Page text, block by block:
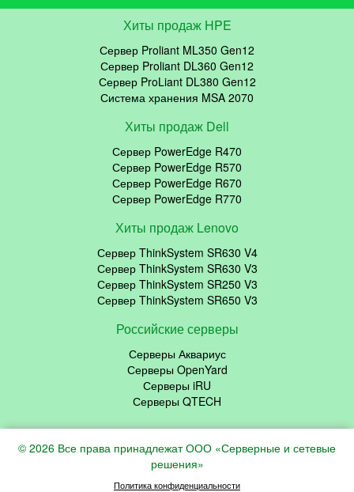
Хиты продаж HPE
Сервер Proliant ML350 Gen12
Сервер Proliant DL360 Gen12
Сервер ProLiant DL380 Gen12
Система хранения MSA 2070
Хиты продаж Dell
Сервер PowerEdge R470
Сервер PowerEdge R570
Сервер PowerEdge R670
Сервер PowerEdge R770
Хиты продаж Lenovo
Сервер ThinkSystem SR630 V4
Сервер ThinkSystem SR630 V3
Сервер ThinkSystem SR250 V3
Сервер ThinkSystem SR650 V3
Российские серверы
Серверы Аквариус
Серверы OpenYard
Серверы iRU
Серверы QTECH
© 2026 Все права принадлежат ООО «Серверные и сетевые
решения»
Политика конфиденциальности